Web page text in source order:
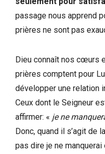
passage nous apprend
prières ne sont pas
Dieu connaît nos cœurs
prières comptent pour
développer une relation
Ceux dont le Seigneur
affirmer: « je ne
Donc, quand il s’agit de
pas dire je ne